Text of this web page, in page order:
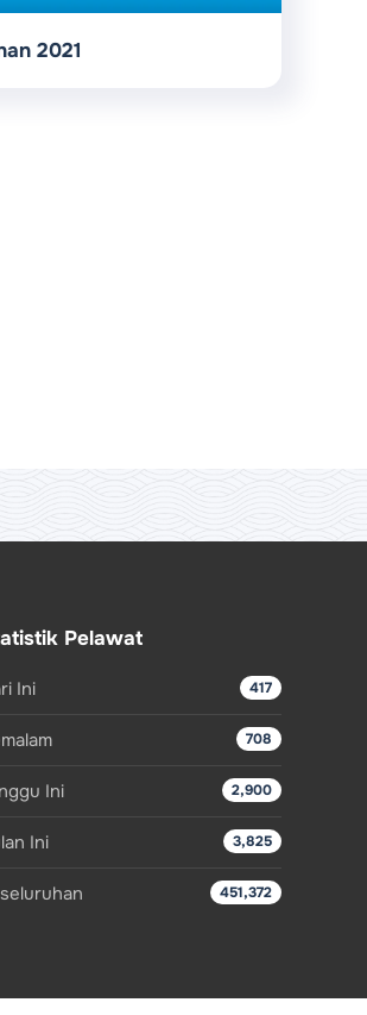
2021
Pelawat
Ini 417
708
Ini 2,900
Ini 3,825
451,372